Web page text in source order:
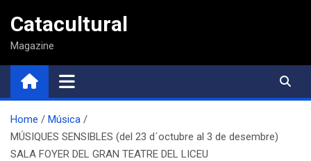
contenido
Catacultural
Magazine
Home
Música
MÚSIQUES SENSIBLES (del 23 d´octubre al 3 de desembre)
SALA FOYER DEL GRAN TEATRE DEL LICEU